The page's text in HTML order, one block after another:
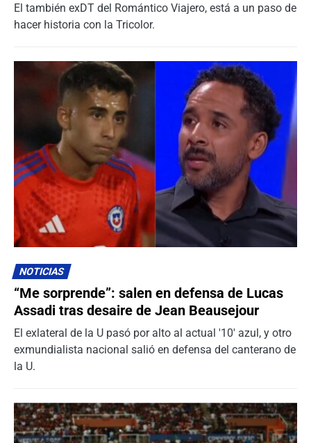
El también exDT del Romántico Viajero, está a un paso de
hacer historia con la Tricolor.
NOTICIAS
“Me sorprende”: salen en defensa de Lucas
Assadi tras desaire de Jean Beausejour
El exlateral de la U pasó por alto al actual '10' azul, y otro
exmundialista nacional salió en defensa del canterano de
la U.